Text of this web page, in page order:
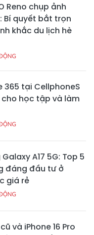
Reno chụp ảnh
Bí quyết bắt trọn
khắc du lịch hè
365 tại CellphoneS
học tập và làm
A17 5G: Top 5
đáng đầu tư ở
giá rẻ
và iPhone 16 Pro